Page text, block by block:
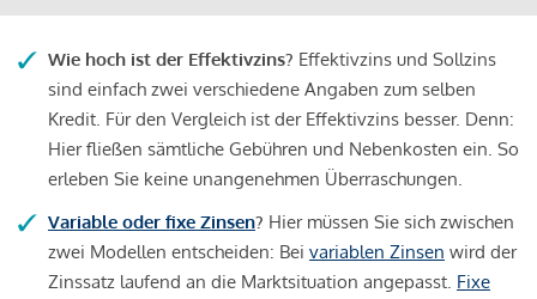
Wie hoch ist der Effektivzins? Effektivzins und Sollzins
sind einfach zwei verschiedene Angaben zum selben
Kredit. Für den Vergleich ist der Effektivzins besser. Denn:
Hier fließen sämtliche Gebühren und Nebenkosten ein. So
erleben Sie keine unangenehmen Überraschungen.
Variable oder fixe Zinsen? Hier müssen Sie sich zwischen
zwei Modellen entscheiden: Bei variablen Zinsen wird der
Zinssatz laufend an die Marktsituation angepasst. Fixe